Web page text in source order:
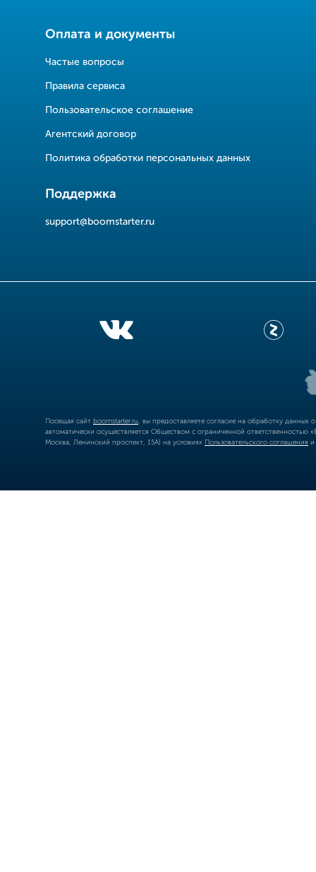
Оплата и документы
Частые вопросы
Правила сервиса
Пользовательское соглашение
Агентский договор
Политика обработки персональных данных
Поддержка
support@boomstarter.ru
Посещая сайт boomstarter.ru , вы предоставляете согласие на обработку
автоматически осуществляется Обществом с ограниченной
Москва, Ленинский проспект, 15А) на условиях Пользовательского соглашения и